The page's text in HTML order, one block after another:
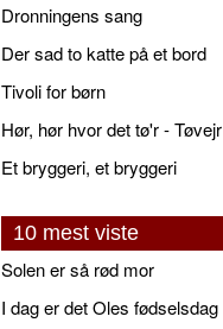
Dronningens sang
Der sad to katte på et bord
Tivoli for børn
Hør, hør hvor det tø'r - Tøvejr
Et bryggeri, et bryggeri
10 mest viste
Solen er så rød mor
I dag er det Oles fødselsdag